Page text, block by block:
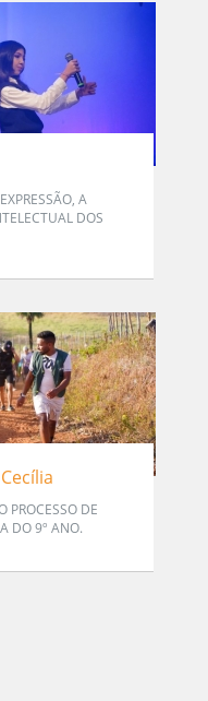
A
DOS
PROCESSO DE
DO 9º ANO.